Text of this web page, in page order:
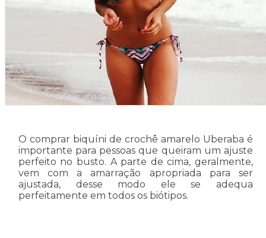
O comprar biquíni de crochê amarelo Uberaba é
importante para pessoas que queiram um ajuste
perfeito no busto. A parte de cima, geralmente,
vem com a amarração apropriada para ser
ajustada, desse modo ele se adequa
perfeitamente em todos os biótipos.